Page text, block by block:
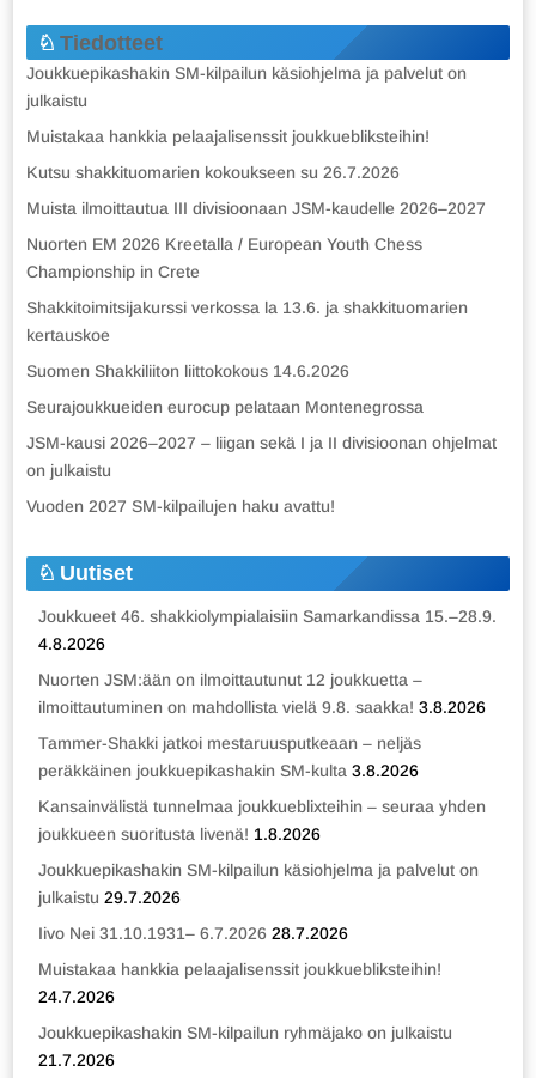
Tiedotteet
Joukkuepikashakin SM-kilpailun käsiohjelma ja palvelut on
julkaistu
Muistakaa hankkia pelaajalisenssit joukkuebliksteihin!
Kutsu shakkituomarien kokoukseen su 26.7.2026
Muista ilmoittautua III divisioonaan JSM-kaudelle 2026–2027
Nuorten EM 2026 Kreetalla / European Youth Chess
Championship in Crete
Shakkitoimitsijakurssi verkossa la 13.6. ja shakkituomarien
kertauskoe
Suomen Shakkiliiton liittokokous 14.6.2026
Seurajoukkueiden eurocup pelataan Montenegrossa
JSM-kausi 2026–2027 – liigan sekä I ja II divisioonan ohjelmat
on julkaistu
Vuoden 2027 SM-kilpailujen haku avattu!
Uutiset
Joukkueet 46. shakkiolympialaisiin Samarkandissa 15.–28.9.
4.8.2026
Nuorten JSM:ään on ilmoittautunut 12 joukkuetta –
ilmoittautuminen on mahdollista vielä 9.8. saakka! 3.8.2026
Tammer-Shakki jatkoi mestaruusputkeaan – neljäs
peräkkäinen joukkuepikashakin SM-kulta 3.8.2026
Kansainvälistä tunnelmaa joukkueblixteihin – seuraa yhden
joukkueen suoritusta livenä! 1.8.2026
Joukkuepikashakin SM-kilpailun käsiohjelma ja palvelut on
julkaistu 29.7.2026
Iivo Nei 31.10.1931– 6.7.2026 28.7.2026
Muistakaa hankkia pelaajalisenssit joukkuebliksteihin!
24.7.2026
Joukkuepikashakin SM-kilpailun ryhmäjako on julkaistu
21.7.2026